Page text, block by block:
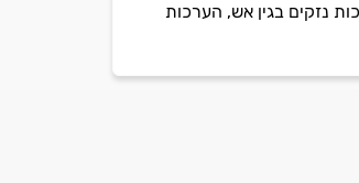
נזקים בגין אש, הערכות